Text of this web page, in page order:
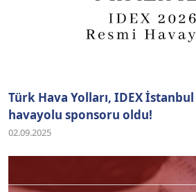
Türk Hava Yolları, IDEX İstanbul
havayolu sponsoru oldu!
02.09.2025